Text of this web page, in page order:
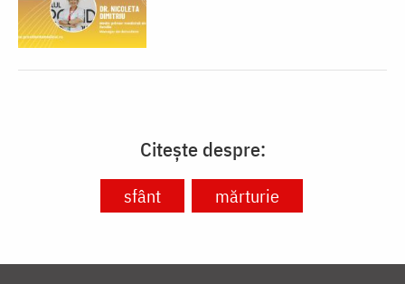
Citește despre:
sfânt mărturie